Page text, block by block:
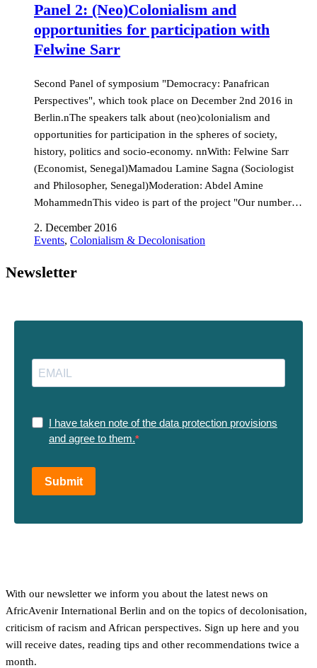
Panel 2: (Neo)Colonialism and
opportunities for participation with
Felwine Sarr
Second Panel of symposium "Democracy: Panafrican
Perspectives", which took place on December 2nd 2016 in
Berlin.nThe speakers talk about (neo)colonialism and
opportunities for participation in the spheres of society,
history, politics and socio-economy. nnWith: Felwine Sarr
(Economist, Senegal)Mamadou Lamine Sagna (Sociologist
and Philosopher, Senegal)Moderation: Abdel Amine
MohammednThis video is part of the project "Our number…
2. December 2016
Events, Colonialism & Decolonisation
Newsletter
I have taken note of the data protection provisions
and agree to them.
Submit
With our newsletter we inform you about the latest news on
AfricAvenir International Berlin and on the topics of decolonisation,
criticism of racism and African perspectives. Sign up here and you
will receive dates, reading tips and other recommendations twice a
month.